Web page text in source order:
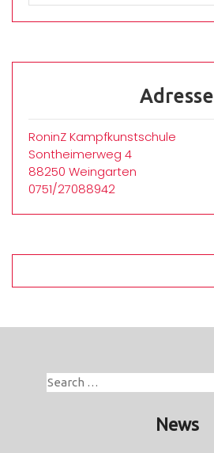
Adresse
RoninZ Kampfkunstschule
Sontheimerweg 4
88250 Weingarten
0751/27088942
News